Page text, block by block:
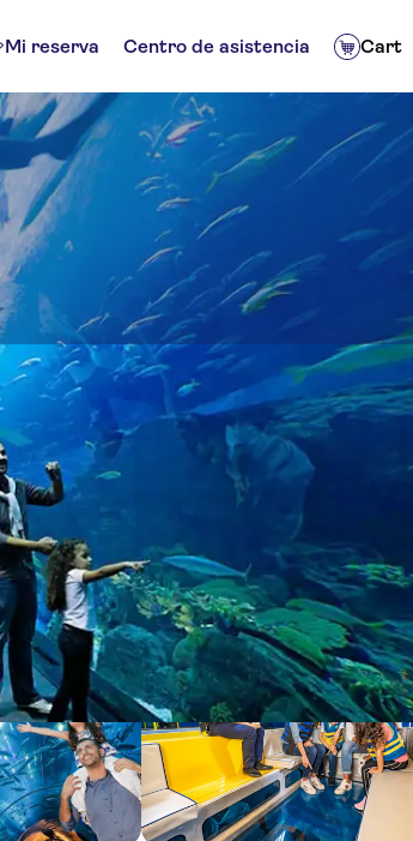
Mi reserva Centro de asistencia Cart
y zoo submarino de Dubái
Excursiones de un día
Ordenar por: